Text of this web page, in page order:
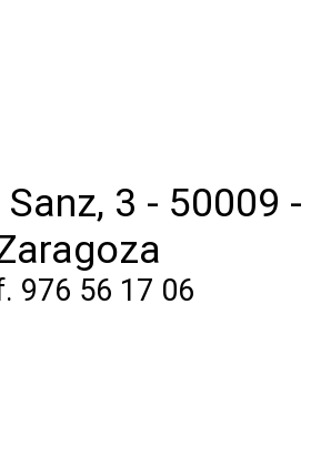
3 - 50009 -
976 56 17 06